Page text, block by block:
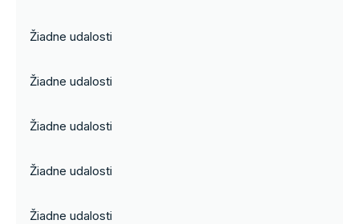
Žiadne udalosti
Žiadne udalosti
Žiadne udalosti
Žiadne udalosti
Žiadne udalosti